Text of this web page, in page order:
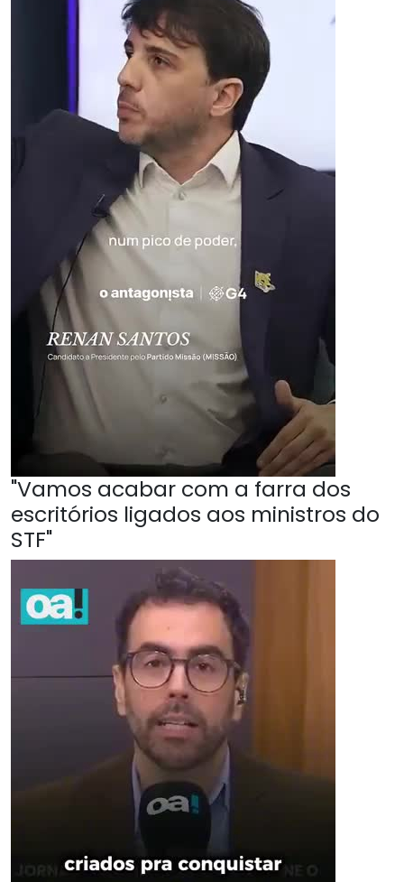
"Vamos acabar com a farra dos
escritórios ligados aos ministros do
STF"